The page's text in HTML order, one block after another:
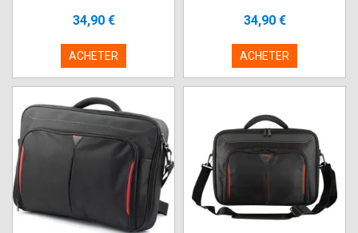
34,90 €
ACHETER
34,90 €
ACHETER